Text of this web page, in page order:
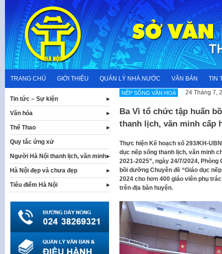
content
TRANG CHỦ GIỚI THIỆU QUẢN LÝ NHÀ NƯỚC VĂN BẢN TIN
NẾP SỐNG VĂN HOÁ 24 Tháng 7,
Ba Vì tổ chức tập huấn
thanh lịch, văn minh cấp
Thực hiện Kế hoạch số 293/KH-
dục nếp sống thanh lịch, văn minh
2021-2025”, ngày 24/7/2024,
bồi dưỡng Chuyên đề “Giáo dục
2024 cho hơn 400 giáo viên phụ
trên địa bàn huyện.
Tin tức – Sự kiện
Văn hóa
Thể Thao
Quy tắc ứng xử
Người Hà Nội thanh lịch, văn minh
Hà Nội đẹp và chưa đẹp
Tiêu điểm Hà Nội